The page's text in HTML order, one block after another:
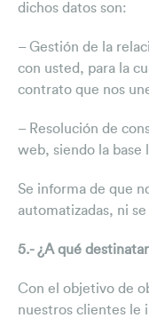
dichos datos son:
– Gestión de la
con usted, para la
contrato que nos
– Resolución de
web, siendo la base
Se informa de que
automatizadas, ni
5.- ¿A qué
Con el objetivo de
nuestros clientes le